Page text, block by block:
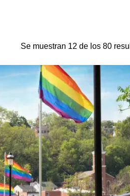
Se muestran 12 de los 80